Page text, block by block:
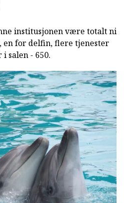
institusjonen være totalt ni
en for delfin, flere tjenester
salen - 650.